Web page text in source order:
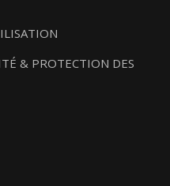
& PROTECTION DES